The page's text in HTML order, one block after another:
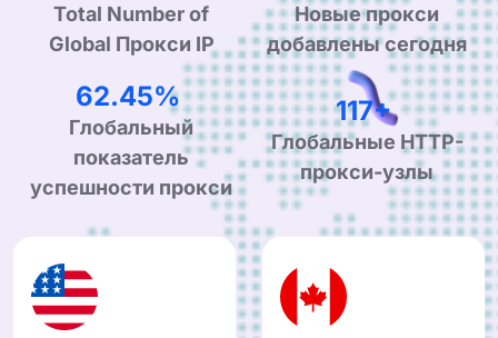
Total Number of
Global Прокси IP
Новые прокси
добавлены сегодня
99.90%
Глобальный
показатель
успешности прокси
190+
Глобальные HTTP-
прокси-узлы